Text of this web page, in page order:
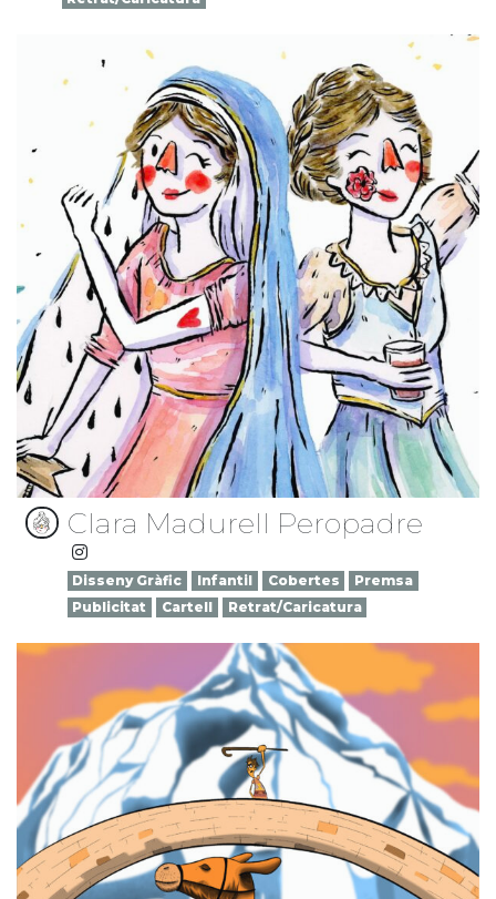
Clara Madurell Peropadre
Disseny Gràfic Infantil Cobertes
Premsa
Publicitat
Cartell Retrat/Caricatura